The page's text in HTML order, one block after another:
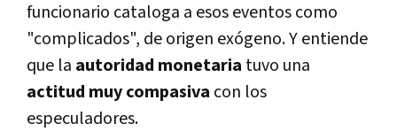
funcionario cataloga a esos eventos como
"complicados", de origen exógeno. Y entiende
que la autoridad monetaria tuvo una
actitud muy compasiva con los
especuladores.